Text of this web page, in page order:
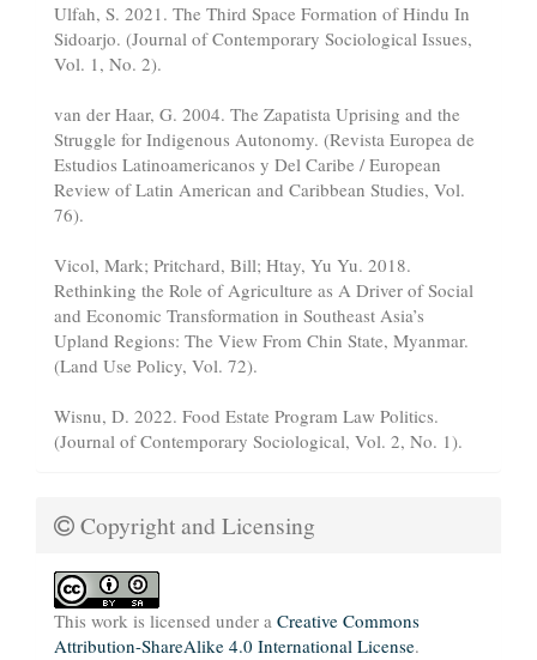
Ulfah, S. 2021. The Third Space Formation of Hindu In
Sidoarjo. (Journal of Contemporary Sociological Issues,
Vol. 1, No. 2).
van der Haar, G. 2004. The Zapatista Uprising and the
Struggle for Indigenous Autonomy. (Revista Europea de
Estudios Latinoamericanos y Del Caribe / European
Review of Latin American and Caribbean Studies, Vol.
76).
Vicol, Mark; Pritchard, Bill; Htay, Yu Yu. 2018.
Rethinking the Role of Agriculture as A Driver of Social
and Economic Transformation in Southeast Asia’s
Upland Regions: The View From Chin State, Myanmar.
(Land Use Policy, Vol. 72).
Wisnu, D. 2022. Food Estate Program Law Politics.
(Journal of Contemporary Sociological, Vol. 2, No. 1).
Copyright and Licensing
This work is licensed under a Creative Commons
Attribution-ShareAlike 4.0 International License.